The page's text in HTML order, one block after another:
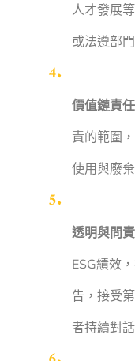
人才發展
或法遵部
價值鏈責任
責的範圍
使用與廢
透明與問責
ESG績效
告，接受
者持續對